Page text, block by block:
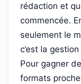
rédaction et
commencée.
seulement le
c’est la
Pour gagner
formats